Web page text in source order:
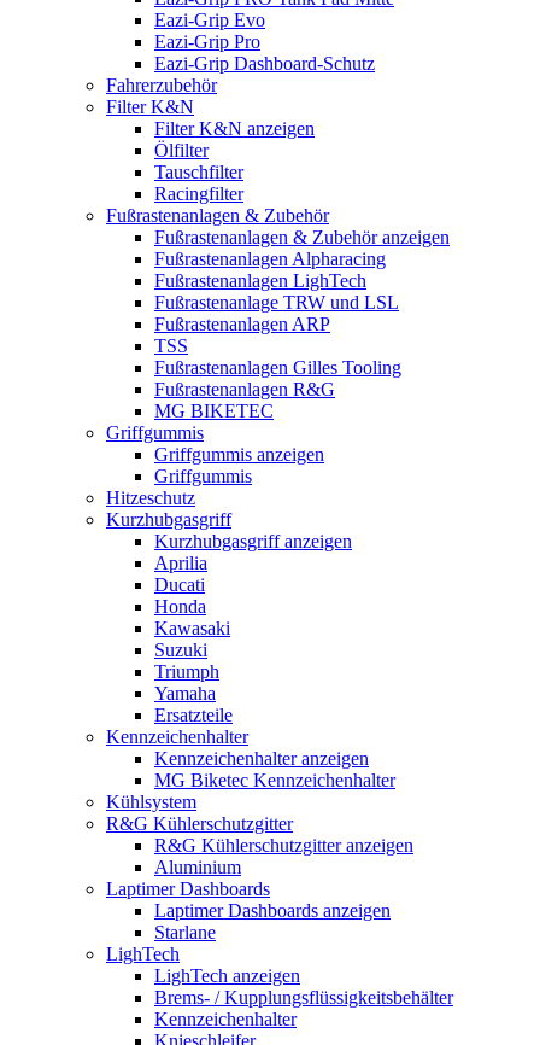
Eazi-Grip Evo
Eazi-Grip Pro
Eazi-Grip Dashboard-Schutz
Fahrerzubehör
Filter K&N
Filter K&N anzeigen
Ölfilter
Tauschfilter
Racingfilter
Fußrastenanlagen & Zubehör
Fußrastenanlagen & Zubehör anzeigen
Fußrastenanlagen Alpharacing
Fußrastenanlagen LighTech
Fußrastenanlage TRW und LSL
Fußrastenanlagen ARP
TSS
Fußrastenanlagen Gilles Tooling
Fußrastenanlagen R&G
MG BIKETEC
Griffgummis
Griffgummis anzeigen
Griffgummis
Hitzeschutz
Kurzhubgasgriff
Kurzhubgasgriff anzeigen
Aprilia
Ducati
Honda
Kawasaki
Suzuki
Triumph
Yamaha
Ersatzteile
Kennzeichenhalter
Kennzeichenhalter anzeigen
MG Biketec Kennzeichenhalter
Kühlsystem
R&G Kühlerschutzgitter
R&G Kühlerschutzgitter anzeigen
Aluminium
Laptimer Dashboards
Laptimer Dashboards anzeigen
Starlane
LighTech
LighTech anzeigen
Brems- / Kupplungsflüssigkeitsbehälter
Kennzeichenhalter
Knieschleifer